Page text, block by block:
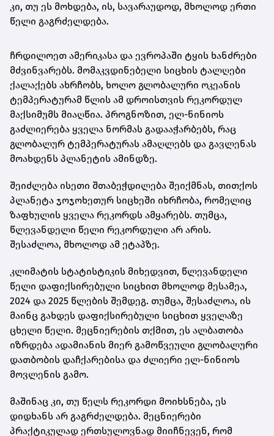
კი, თუ ეს მოხდება, ის, სავარაუდოდ, მხოლოდ ერთი
წელი გაგრძელდება.
ჩრდილოეთ ამერიკასა და ევროპაში ტყის ხანძრები
მძვინვარებს. მომაკვდინებელი სიცხის ტალღები
ქალაქებს ახრჩობს, ხოლო გლობალური ოკეანის
ტემპერატურამ წლის ამ დროისთვის რეკორდულ
მაქსიმუმს მიაღწია. პროგნოზით, ელ-ნინიოს
გაძლიერება ყველა ნორმას გადააჭარბებს, რაც
გლობალურ ტემპერატურას ამაღლებს და გავლენას
მოახდენს პლანეტის ამინდზე.
შეიძლება ისეთი შთაბეჭდილება შეიქმნას, თითქოს
პლანეტა ჯოჯოხეთურ სიცხეში იხრჩობა, რომელიც
ზაფხულის ყველა რეკორდს ამყარებს. თუმცა,
წლევანდელი წელი რეკორდული არ არის.
შესაძლოა, მხოლოდ ამ ეტაპზე.
კლიმატის სტატისტიკის მიხედვით, წლევანდელი
წელი დაფიქსირებული სიცხით მხოლოდ მესამეა,
2024 და 2025 წლების შემდეგ. თუმცა, შესაძლოა, ის
მაინც გახდეს დაფიქსირებული სიცხით ყველაზე
ცხელი წელი. მეცნიერების თქმით, ეს ალბათობა
იზრდება ადამიანის მიერ გამოწვეული გლობალური
დათბობის დაჩქარებისა და ძლიერი ელ-ნინიოს
მოვლენის გამო.
მაშინაც კი, თუ წელს რეკორდი მოიხსნება, ეს
დიდხანს არ გაგრძელდება. მეცნიერები
პრაქტიკულად ერთსულოვნად მიიჩნევენ, რომ